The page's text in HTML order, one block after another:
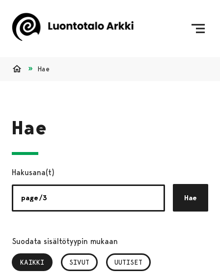
Hae
Hae
Hakusana(t)
Hae
Suodata sisältötyypin mukaan
KAIKKI
, VALITTU SIVUT UUTISET